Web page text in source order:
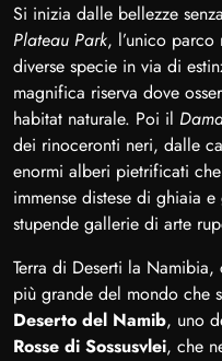
Si inizia dalle bellezze
Plateau Park, l’unico
diverse specie in via di
magnifica riserva dove
habitat naturale. Poi il
dei rinoceronti neri, dalle
enormi alberi pietrificati
immense distese di ghiaia
stupende gallerie di arte
Terra di Deserti la Namibia,
più grande del mondo che
Deserto del Namib, uno
Rosse di Sossusvlei, che